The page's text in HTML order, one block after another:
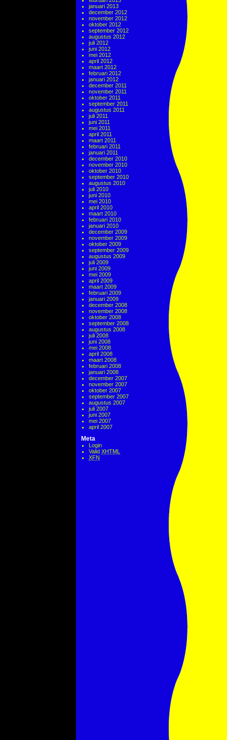
januari 2013
december 2012
november 2012
oktober 2012
september 2012
augustus 2012
juli 2012
juni 2012
mei 2012
april 2012
maart 2012
februari 2012
januari 2012
december 2011
november 2011
oktober 2011
september 2011
augustus 2011
juli 2011
juni 2011
mei 2011
april 2011
maart 2011
februari 2011
januari 2011
december 2010
november 2010
oktober 2010
september 2010
augustus 2010
juli 2010
juni 2010
mei 2010
april 2010
maart 2010
februari 2010
januari 2010
december 2009
november 2009
oktober 2009
september 2009
augustus 2009
juli 2009
juni 2009
mei 2009
april 2009
maart 2009
februari 2009
januari 2009
december 2008
november 2008
oktober 2008
september 2008
augustus 2008
juli 2008
juni 2008
mei 2008
april 2008
maart 2008
februari 2008
januari 2008
december 2007
november 2007
oktober 2007
september 2007
augustus 2007
juli 2007
juni 2007
mei 2007
april 2007
Meta
Login
Valid XHTML
XFN